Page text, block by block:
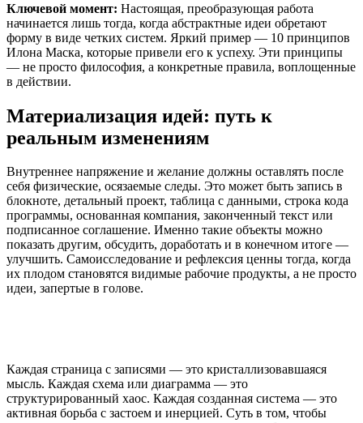
Ключевой момент: Настоящая, преобразующая работа
начинается лишь тогда, когда абстрактные идеи обретают
форму в виде четких систем. Яркий пример — 10 принципов
Илона Маска, которые привели его к успеху. Эти принципы
— не просто философия, а конкретные правила, воплощенные
в действии.
Материализация идей: путь к
реальным изменениям
Внутреннее напряжение и желание должны оставлять после
себя физические, осязаемые следы. Это может быть запись в
блокноте, детальный проект, таблица с данными, строка кода
программы, основанная компания, законченный текст или
подписанное соглашение. Именно такие объекты можно
показать другим, обсудить, доработать и в конечном итоге —
улучшить. Самоисследование и рефлексия ценны тогда, когда
их плодом становятся видимые рабочие продукты, а не просто
идеи, запертые в голове.
Каждая страница с записями — это кристаллизовавшаяся
мысль. Каждая схема или диаграмма — это
структурированный хаос. Каждая созданная система — это
активная борьба с застоем и инерцией. Суть в том, чтобы